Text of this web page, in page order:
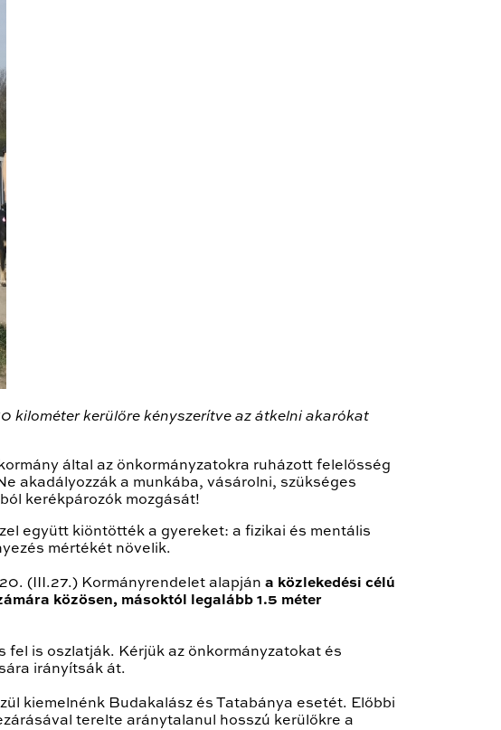
kilométer kerülőre kényszerítve az átkelni akarókat
által az önkormányzatokra ruházott felelősség
akadályozzák a munkába, vásárolni, szükséges
kerékpározók mozgását!
együtt kiöntötték a gyereket: a fizikai és mentális
mértékét növelik.
(III.27.) Kormányrendelet alapján a közlekedési célú
közösen, másoktól legalább 1.5 méter
is oszlatják. Kérjük az önkormányzatokat és
irányítsák át.
kiemelnénk Budakalász és Tatabánya esetét. Előbbi
terelte aránytalanul hosszú kerülőkre a